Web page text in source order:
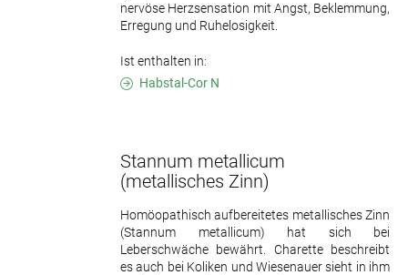
nervöse Herzsensation mit Angst, Beklemmung,
Erregung und Ruhelosigkeit.
Ist enthalten in:
Habstal-Cor N
Stannum metallicum
(metallisches Zinn)
Homöopathisch aufbereitetes metallisches Zinn
(Stannum metallicum) hat sich bei
Leberschwäche bewährt. Charette beschreibt
es auch bei Koliken und Wiesenauer sieht in ihm